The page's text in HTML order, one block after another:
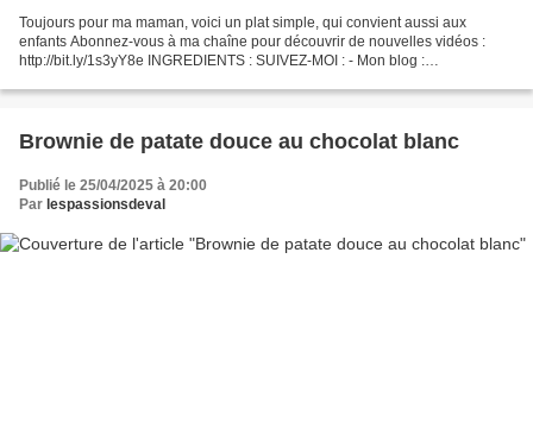
Toujours pour ma maman, voici un plat simple, qui convient aussi aux
enfants Abonnez-vous à ma chaîne pour découvrir de nouvelles vidéos :
http://bit.ly/1s3yY8e INGREDIENTS : SUIVEZ-MOI : - Mon blog :
Brownie de patate douce au chocolat blanc
Publié le 25/04/2025 à 20:00
Par lespassionsdeval